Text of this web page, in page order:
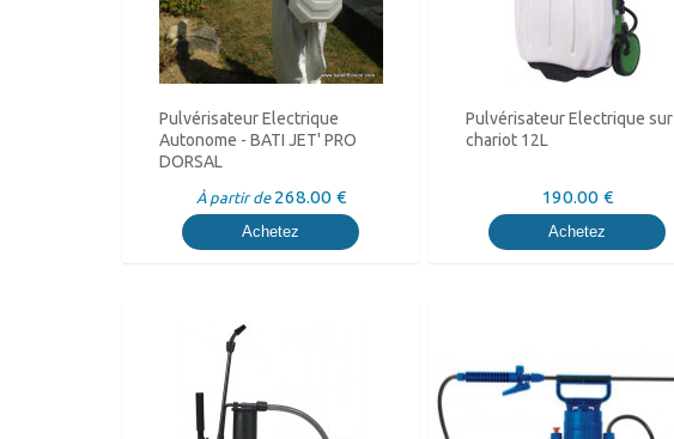
Pulvérisateur Electrique
Autonome - BATI JET' PRO
DORSAL
À partir de 268.00 €
Achetez
Pulvérisateur Electrique sur
chariot 12L
190.00 €
Achetez